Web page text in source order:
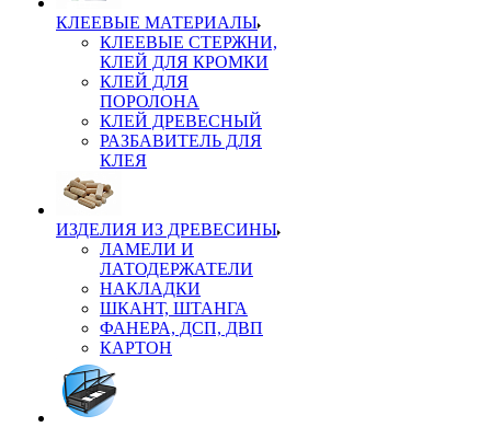
КЛЕЕВЫЕ МАТЕРИАЛЫ
КЛЕЕВЫЕ СТЕРЖНИ,
КЛЕЙ ДЛЯ КРОМКИ
КЛЕЙ ДЛЯ
ПОРОЛОНА
КЛЕЙ ДРЕВЕСНЫЙ
РАЗБАВИТЕЛЬ ДЛЯ
КЛЕЯ
ИЗДЕЛИЯ ИЗ ДРЕВЕСИНЫ
ЛАМЕЛИ И
ЛАТОДЕРЖАТЕЛИ
НАКЛАДКИ
ШКАНТ, ШТАНГА
ФАНЕРА, ДСП, ДВП
КАРТОН